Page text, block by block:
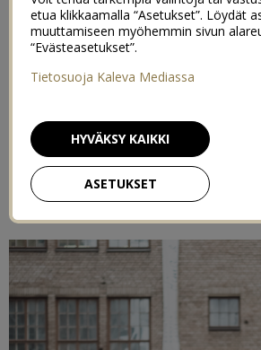
palkinto. Osaa koehenkilöistä
miten he voisivat kompensoida
epäonnistuisivat tehtävässä,
luvattua palkintoa.
joilla ei ollut suunnitelmaa.
Katherine Milkman selittivät
varasuunnitelman teko heikensi
menestyä tehtävässä.
etua klikkaamalla “Asetukset”. Löydät
muuttamiseen myöhemmin sivun
“Evästeasetukset”.
Tietosuoja Kaleva Mediassa
ASETUKSET
HYVÄKSY KAIKKI